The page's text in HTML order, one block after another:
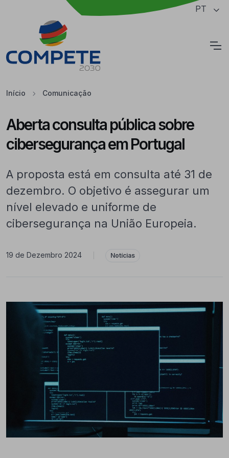
Saltar para o conteúdo principal da página PT
Início Comunicação
Aberta consulta pública sobre
cibersegurança em Portugal
A proposta está em consulta até 31 de
dezembro. O objetivo é assegurar um
nível elevado e uniforme de
cibersegurança na União Europeia.
19 de Dezembro 2024 Notícias